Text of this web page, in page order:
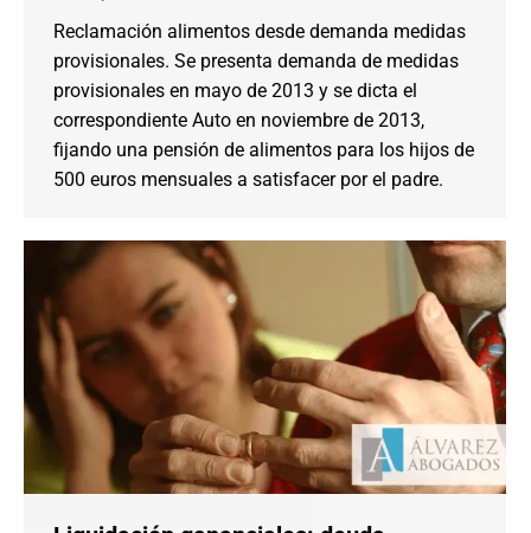
Reclamación alimentos desde demanda medidas
provisionales. Se presenta demanda de medidas
provisionales en mayo de 2013 y se dicta el
correspondiente Auto en noviembre de 2013,
fijando una pensión de alimentos para los hijos de
500 euros mensuales a satisfacer por el padre.